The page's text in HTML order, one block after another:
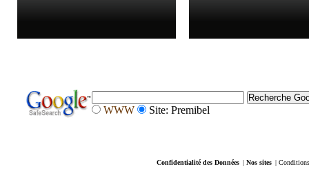
WWW Site: Premibel
Confidentialité des Données | Nos sites |